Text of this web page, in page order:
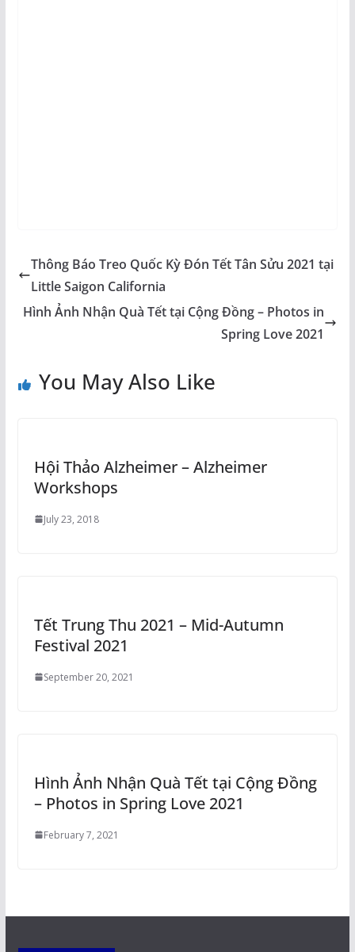
Thông Báo Treo Quốc Kỳ Đón Tết Tân Sửu 2021 tại
Little Saigon California
Hình Ảnh Nhận Quà Tết tại Cộng Đồng – Photos in
Spring Love 2021
You May Also Like
Hội Thảo Alzheimer – Alzheimer
Workshops
July 23, 2018
Tết Trung Thu 2021 – Mid-Autumn
Festival 2021
September 20, 2021
Hình Ảnh Nhận Quà Tết tại Cộng Đồng
– Photos in Spring Love 2021
February 7, 2021